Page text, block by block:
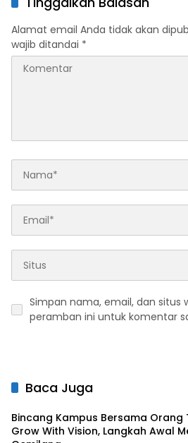
Alamat email Anda tidak akan
wajib ditandai *
Simpan nama, email, dan situs
peramban ini untuk komentar
Baca Juga
Bincang Kampus Bersama Orang
Grow With Vision, Langkah Awal